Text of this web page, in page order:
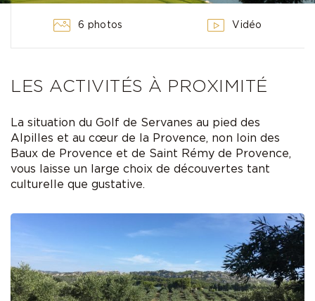
6 photos Vidéo
LES ACTIVITÉS À PROXIMITÉ
La situation du Golf de Servanes au pied des
Alpilles et au cœur de la Provence, non loin des
Baux de Provence et de Saint Rémy de Provence,
vous laisse un large choix de découvertes tant
culturelle que gustative.